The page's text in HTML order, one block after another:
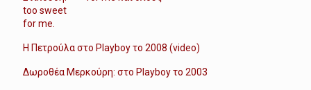
Η Πετρούλα στο Playboy το 2008 (video)
Δωροθέα Μερκούρη: στο Playboy το 2003